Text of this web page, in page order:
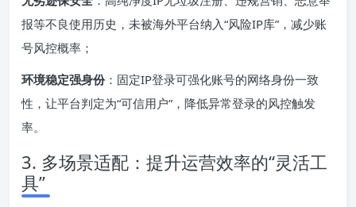
报等不良使用历史，未被海外平台纳入“风险IP库”，减少账
号风控概率；
环境稳定强身份：固定IP登录可强化账号的网络身份一致
性，让平台判定为“可信用户”，降低异常登录的风控触发
率。
3. 多场景适配：提升运营效率的“灵活工
具”